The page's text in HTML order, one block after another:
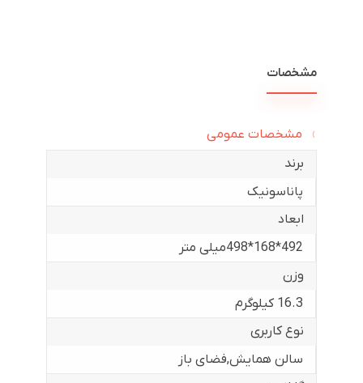
مشخصات
مشخصات عمومی
برند
پاناسونیک
ابعاد
492*168*498میلی متر
وزن
16.3 کیلوگرم
نوع کاربری
سالن همایش,فضای باز